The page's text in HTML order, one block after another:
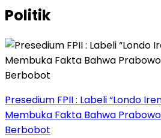
Politik
Presedium FPII : Labeli “Londo
Membuka Fakta Bahwa
Berbobot